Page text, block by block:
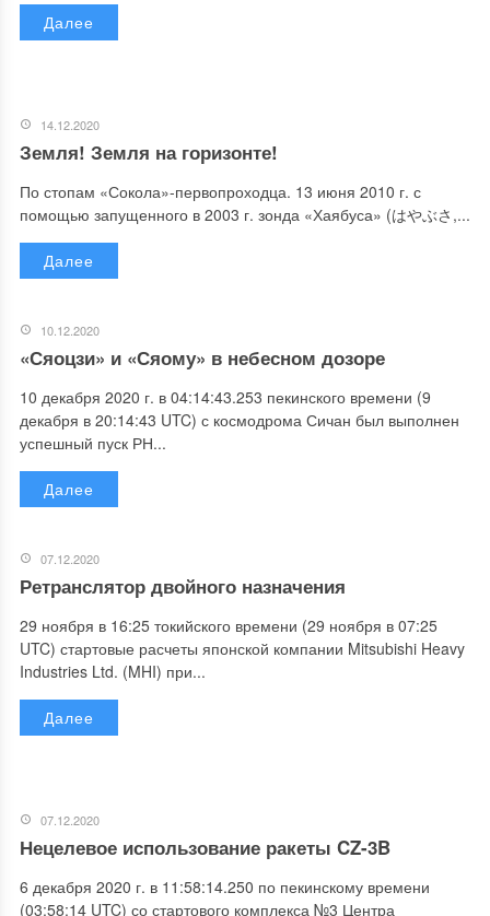
Далее
14.12.2020
Земля! Земля на горизонте!
По стопам «Сокола»-первопроходца. 13 июня 2010 г. с
помощью запущенного в 2003 г. зонда «Хаябуса» (はやぶさ,...
Далее
10.12.2020
«Сяоцзи» и «Сяому» в небесном дозоре
10 декабря 2020 г. в 04:14:43.253 пекинского времени (9
декабря в 20:14:43 UTC) с космодрома Сичан был выполнен
успешный пуск РН...
Далее
07.12.2020
Ретранслятор двойного назначения
29 ноября в 16:25 токийского времени (29 ноября в 07:25
UTC) стартовые расчеты японской компании Mitsubishi Heavy
Industries Ltd. (MHI) при...
Далее
07.12.2020
Нецелевое использование ракеты CZ-3B
6 декабря 2020 г. в 11:58:14.250 по пекинскому времени
(03:58:14 UTC) со стартового комплекса №3 Центра